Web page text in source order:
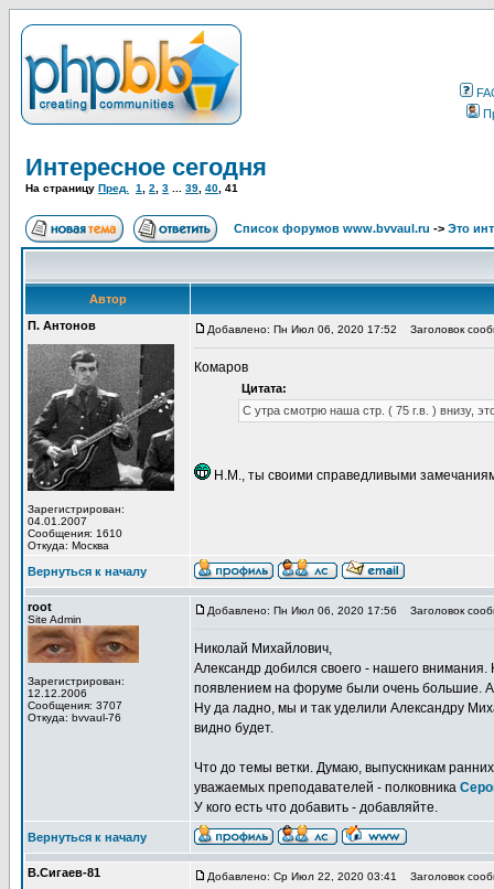
Интересное сегодня
На страницу Пред. 1 2 3 39 40 41
Список форумов www.bvvaul.ru -> Это
Автор
П. Антонов
Зарегистрирован:
04.01.2007
Сообщения: 1610
Откуда: Москва
Добавлено: Пн Июл 06, 2020 17:52 Заголовок
Комаров
Цитата:
С утра смотрю наша стр. ( 75 г.в. ) внизу,
Н.М., ты своими справедливыми
Вернуться к началу
root
Site Admin
Зарегистрирован:
12.12.2006
Сообщения: 3707
Откуда: bvvaul-76
Добавлено: Пн Июл 06, 2020 17:56 Заголовок
Николай Михайлович,
Александр добился своего - нашего
появлением на форуме были очень большие. А
Ну да ладно, мы и так уделили Александру
видно будет.
Что до темы ветки. Думаю, выпускникам
уважаемых преподавателей - полковника
У кого есть что добавить - добавляйте.
Вернуться к началу
В.Сигаев-81 Добавлено: Ср Июл 22, 2020 03:41 Заголовок